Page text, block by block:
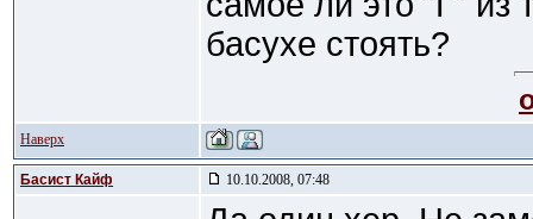
басухе стоять?
Наверх
Басист Кайф 10.10.2008, 07:48